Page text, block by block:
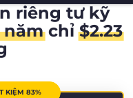
đổi
điều
riêng tư kỹ
nămchỉ$2.23
KIỆM 83%